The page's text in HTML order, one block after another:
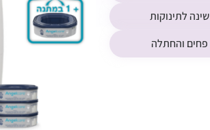
שינה לתינוקות
פחים והחתלה